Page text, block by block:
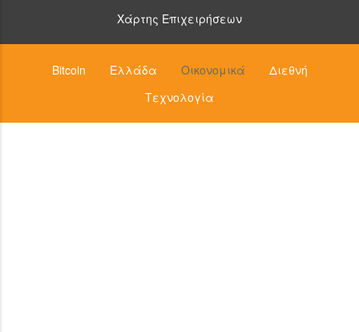
Χάρτης Επιχειρήσεων
Bitcoin Ελλάδα Οικονομικά
Διεθνή
Τεχνολογία